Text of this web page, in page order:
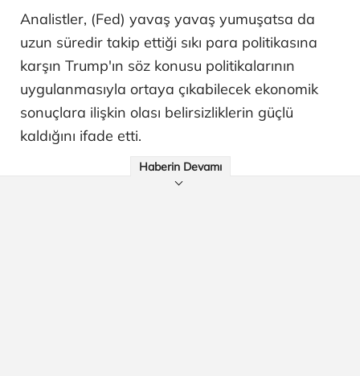
Analistler, (Fed) yavaş yavaş yumuşatsa da
uzun süredir takip ettiği sıkı para politikasına
karşın Trump'ın söz konusu politikalarının
uygulanmasıyla ortaya çıkabilecek ekonomik
sonuçlara ilişkin olası belirsizliklerin güçlü
kaldığını ifade etti.
Haberin Devamı